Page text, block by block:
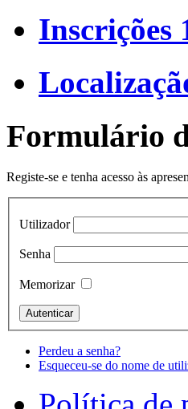
Inscrições
Formulário
Registe-se e tenha acesso às
Utilizador
Senha
Memorizar
Perdeu a senha?
Esqueceu-se do nome de